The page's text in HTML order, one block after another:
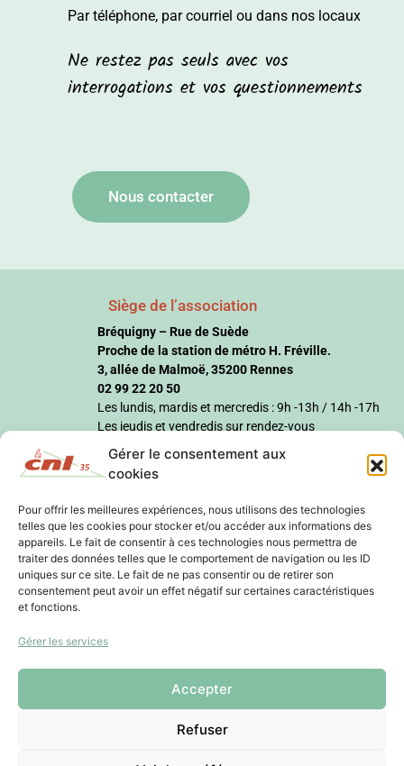
Gérer le consentement aux
cookies
Pour offrir les meilleures expériences, nous utilisons des technologies
telles que les cookies pour stocker et/ou accéder aux informations des
appareils. Le fait de consentir à ces technologies nous permettra de
traiter des données telles que le comportement de navigation ou les ID
uniques sur ce site. Le fait de ne pas consentir ou de retirer son
consentement peut avoir un effet négatif sur certaines caractéristiques
et fonctions.
Gérer les services
Accepter
Refuser
Par téléphone, par courriel ou dans nos locaux
Ne restez pas seuls avec vos
interrogations et vos questionnements
Nous contacter
Siège de l’association
Bréquigny – Rue de Suède
Proche de la station de métro H. Fréville.
3, allée de Malmoë, 35200 Rennes
02 99 22 20 50
Les lundis, mardis et mercredis : 9h -13h / 14h -17h
Les jeudis et vendredis sur rendez-vous